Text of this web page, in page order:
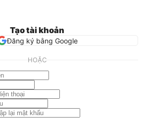
Tạo tài khoản
Đăng ký bằng Google
HOẶC